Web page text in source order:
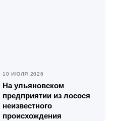
10 ИЮЛЯ 2026
На ульяновском
предприятии из лосося
неизвестного
происхождения